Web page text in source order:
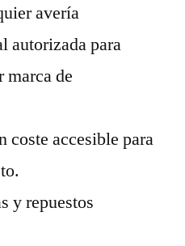
avería
autorizada para
marca de
coste accesible para
y repuestos